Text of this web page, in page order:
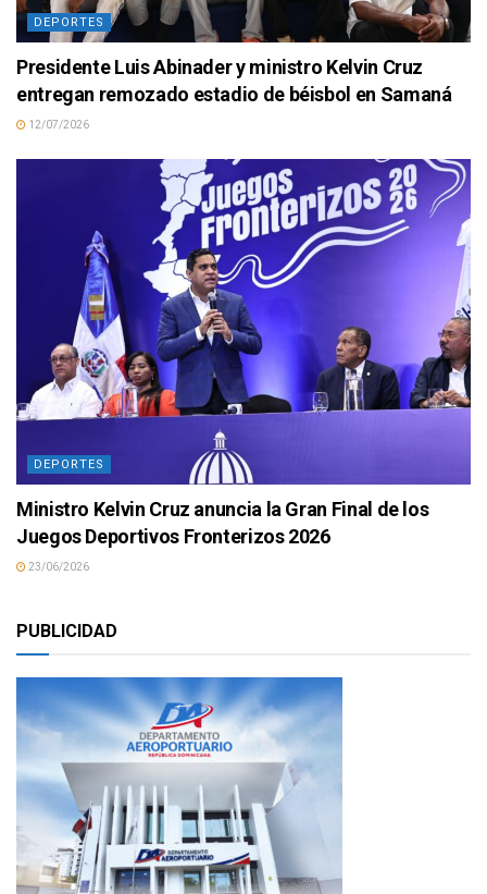
DEPORTES
Presidente Luis Abinader y ministro Kelvin Cruz
entregan remozado estadio de béisbol en Samaná
12/07/2026
DEPORTES
Ministro Kelvin Cruz anuncia la Gran Final de los
Juegos Deportivos Fronterizos 2026
23/06/2026
PUBLICIDAD